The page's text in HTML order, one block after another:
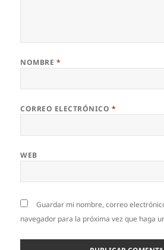
NOMBRE *
CORREO ELECTRÓNICO *
WEB
Guardar mi nombre, correo
navegador para la próxima vez que haga